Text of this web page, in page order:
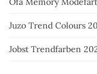
Juzo Trend Colours
Jobst Trendfarben